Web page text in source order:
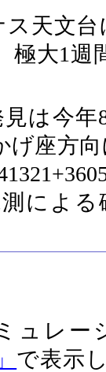
天文
極大1週
は今年
げ座方
によ
ュレー
で表示